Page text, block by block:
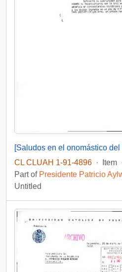
[Saludos en el onomástico del
CL CLUAH 1-91-4896 · Item
Part of Presidente Patricio
Untitled